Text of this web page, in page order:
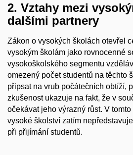
2. Vztahy mezi
dalšími partnery
Zákon o vysokých školách otevřel
vysokým školám jako rovnocenné
vysokoškolského segmentu
omezený počet studentů na těchto
připsat na vrub počátečních obtíží,
zkušenost ukazuje na fakt, že v
očekávat jeho výrazný růst. V
vysoké školství zatím
při přijímání studentů.